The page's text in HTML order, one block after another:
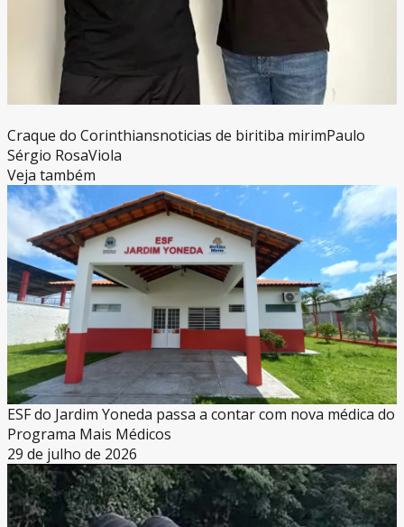
Craque do Corinthiansnoticias de biritiba mirimPaulo
Sérgio RosaViola
Veja também
ESF do Jardim Yoneda passa a contar com nova médica do
Programa Mais Médicos
29 de julho de 2026